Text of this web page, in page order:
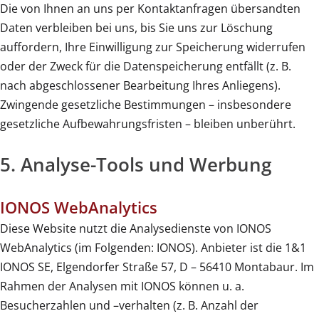
Die von Ihnen an uns per Kontaktanfragen übersandten
Daten verbleiben bei uns, bis Sie uns zur Löschung
auffordern, Ihre Einwilligung zur Speicherung widerrufen
oder der Zweck für die Datenspeicherung entfällt (z. B.
nach abgeschlossener Bearbeitung Ihres Anliegens).
Zwingende gesetzliche Bestimmungen – insbesondere
gesetzliche Aufbewahrungsfristen – bleiben unberührt.
5. Analyse-Tools und Werbung
IONOS WebAnalytics
Diese Website nutzt die Analysedienste von IONOS
WebAnalytics (im Folgenden: IONOS). Anbieter ist die 1&1
IONOS SE, Elgendorfer Straße 57, D – 56410 Montabaur. Im
Rahmen der Analysen mit IONOS können u. a.
Besucherzahlen und –verhalten (z. B. Anzahl der